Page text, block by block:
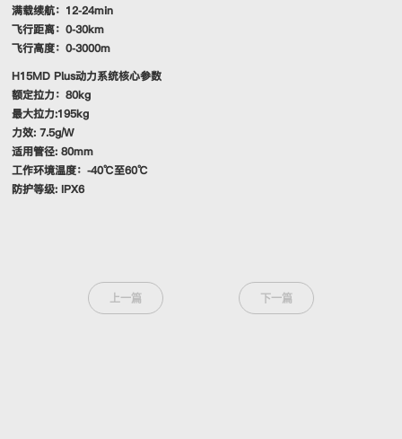
满载续航：12-24min
飞行距离：0-30km
飞行高度：0-3000m
H15MD Plus动力系统核心参数
额定拉力：80kg
最大拉力:195kg
力效: 7.5g/W
适用管径: 80mm
工作环境温度：-40℃至60℃
防护等级: IPX6
上一篇 下一篇